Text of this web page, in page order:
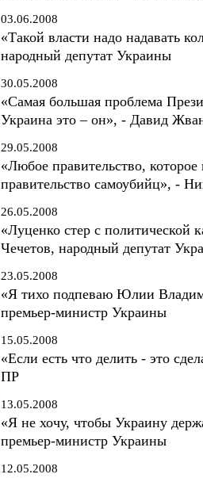
03.06.2008
«Такой власти надо надавать
народный депутат Украины
30.05.2008
«Самая большая проблема
Украина это – он», - Давид
29.05.2008
«Любое правительство,
правительство самоубийц», -
26.05.2008
«Луценко стер с
Чечетов, народный депутат
23.05.2008
«Я тихо подпеваю Юлии
премьер-министр Украины
15.05.2008
«Если есть что делить - это
ПР
13.05.2008
«Я не хочу, чтобы Украину
премьер-министр Украины
12.05.2008